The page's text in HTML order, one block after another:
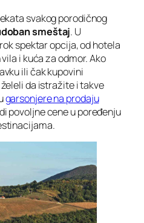
svakog porodičnog
smeštaj. U
spektar opcija, od hotela
i kuća za odmor. Ako
ili čak kupovini
da istražite i takve
garsonjere na prodaju
povoljne cene u poređenju